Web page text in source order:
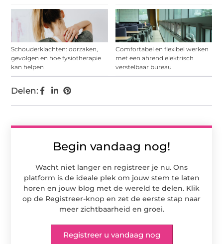
Schouderklachten: oorzaken,
gevolgen en hoe fysiotherapie
kan helpen
Comfortabel en flexibel werken
met een ahrend elektrisch
verstelbaar bureau
Begin vandaag nog!
Wacht niet langer en registreer je nu. Ons
platform is de ideale plek om jouw stem te laten
horen en jouw blog met de wereld te delen. Klik
op de Registreer-knop en zet de eerste stap naar
meer zichtbaarheid en groei.
Registreer u vandaag nog
Delen: